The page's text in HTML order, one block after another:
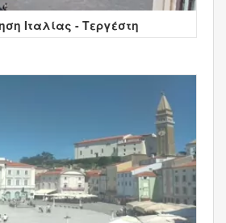
Ιταλίας - Τεργέστη